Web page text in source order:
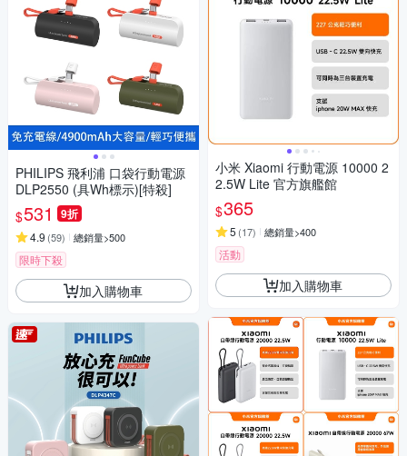
PHILIPS 飛利浦 口袋行動電源
DLP2550 (具Wh標示)[特殺]
$531 9折
4.9 (59) 總銷量>500
限時下殺
加入購物車
小米 Xiaomi 行動電源 10000 2
2.5W Lite 官方旗艦館
$365
5 (17) 總銷量>400
活動
加入購物車